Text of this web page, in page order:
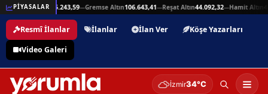
PİYASALAR
—Beşli Altın215.243,59—Gremse Altın106.643,41—Reşat Altın44.092,32—Hamit Altın
Resmî İlanlar İlanlar İlan Ver
Köşe Yazarları
Video Galeri
İzmir34°C